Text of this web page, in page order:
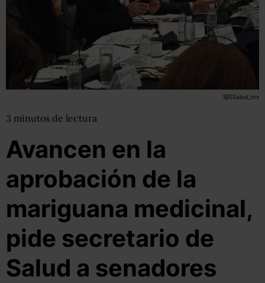
'@SSalud_mx
3 minutos de lectura
Avancen en la
aprobación de la
mariguana medicinal,
pide secretario de
Salud a senadores